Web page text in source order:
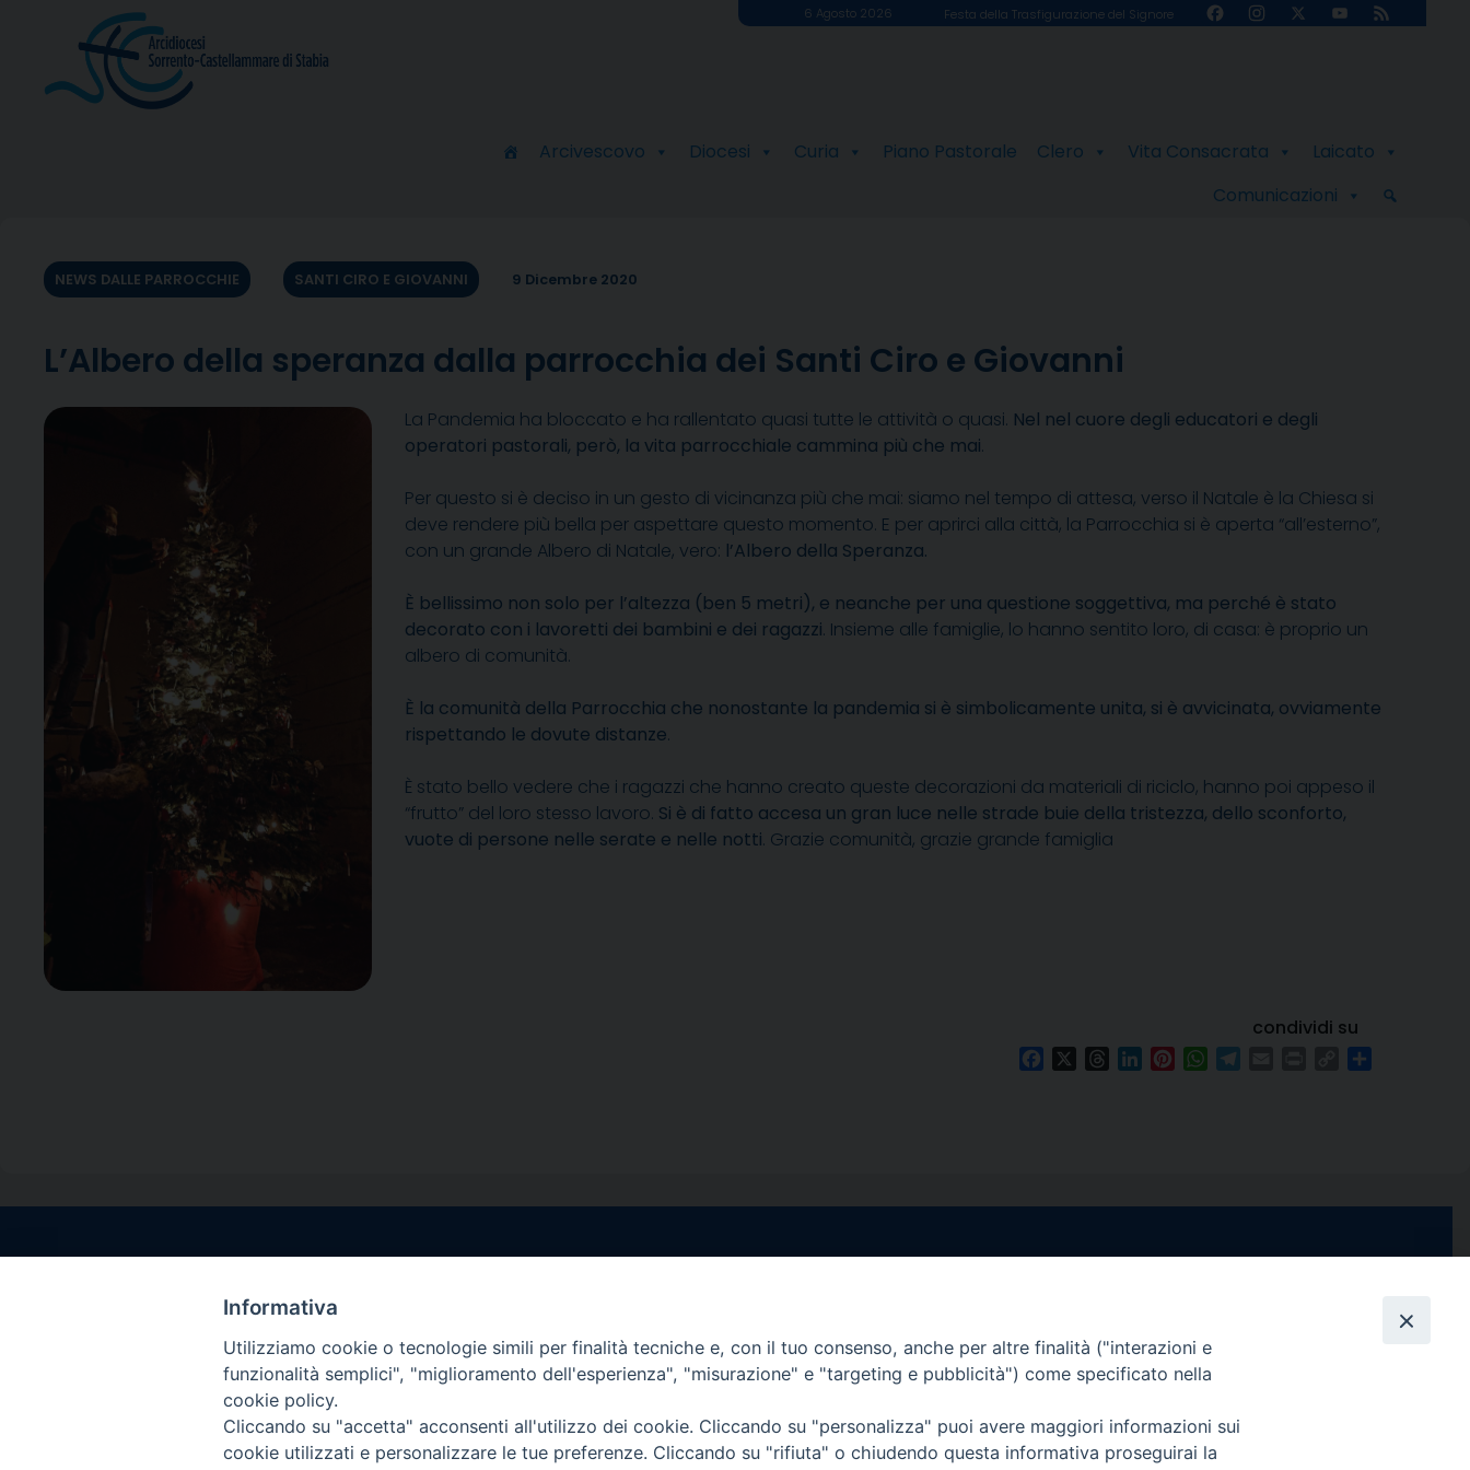
6 Agosto 2026 Festa della Trasfigurazione del Signore FacebookInstagram
X
YouTube
Feed
Arcivescovo Diocesi Curia Piano Pastorale Clero Vita Consacrata
Laicato
Comunicazioni
NEWS DALLE PARROCCHIE SANTI CIRO E GIOVANNI 9 Dicembre 2020
L’Albero della speranza dalla parrocchia dei Santi Ciro e Giovanni
La Pandemia ha bloccato e ha rallentato quasi tutte le attività o quasi. Nel nel cuore degli educatori e degli
operatori pastorali, però, la vita parrocchiale cammina più che mai.
Per questo si è deciso in un gesto di vicinanza più che mai: siamo nel tempo di attesa, verso il Natale è la Chiesa si
deve rendere più bella per aspettare questo momento. E per aprirci alla città, la Parrocchia si è aperta “all’esterno”,
con un grande Albero di Natale, vero: l’Albero della Speranza.
È bellissimo non solo per l’altezza (ben 5 metri), e neanche per una questione soggettiva, ma perché è stato
decorato con i lavoretti dei bambini e dei ragazzi. Insieme alle famiglie, lo hanno sentito loro, di casa: è proprio un
albero di comunità.
È la comunità della Parrocchia che nonostante la pandemia si è simbolicamente unita, si è avvicinata, ovviamente
rispettando le dovute distanze.
È stato bello vedere che i ragazzi che hanno creato queste decorazioni da materiali di riciclo, hanno poi appeso il
“frutto” del loro stesso lavoro. Si è di fatto accesa un gran luce nelle strade buie della tristezza, dello sconforto,
vuote di persone nelle serate e nelle notti. Grazie comunità, grazie grande famiglia
condividi su
FacebookThreadsLinkedInPinterestWhatsApp
Copy
Via Santa Maria della Pietà, 44 – 80067
tel. 0818781244
Giorni ed Orari Apertura Uffici:
Venerdì ore 09:30 – 12:30
———————————————————–
PEC:diocesisorrentocastellammare@pec.it
tel. 0818714501
Giorni ed Orari Apertura Uffici:
Uffici Matrimoni:
Lunedì e Mercoledì ore 09:30 – 12:30
YouTube
Channel
Feed
Informativa Privacy
COPYRIGHT © 2013-2025
Informativa
Utilizziamo cookie o tecnologie simili per finalità tecniche e, con il tuo consenso, anche per altre finalità ("interazioni e
funzionalità semplici", "miglioramento dell'esperienza", "misurazione" e "targeting e pubblicità") come specificato nella
cookie policy.
Cliccando su "accetta" acconsenti all'utilizzo dei cookie. Cliccando su "personalizza" puoi avere maggiori informazioni sui
cookie utilizzati e personalizzare le tue preferenze. Cliccando su "rifiuta" o chiudendo questa informativa proseguirai la